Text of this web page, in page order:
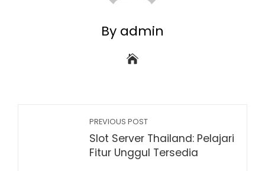
By admin
PREVIOUS POST
Slot Server Thailand: Pelajari
Fitur Unggul Tersedia